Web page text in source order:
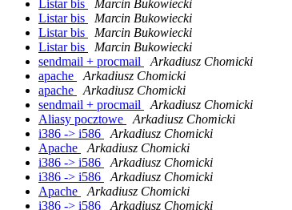
Listar bis
Marcin Bukowiecki
Listar bis
Marcin Bukowiecki
Listar bis
Marcin Bukowiecki
Listar bis
Marcin Bukowiecki
sendmail + procmail
Arkadiusz Chomicki
apache
Arkadiusz Chomicki
apache
Arkadiusz Chomicki
sendmail + procmail
Arkadiusz Chomicki
Aliasy pocztowe
Arkadiusz Chomicki
i386 -> i586
Arkadiusz Chomicki
Apache
Arkadiusz Chomicki
i386 -> i586
Arkadiusz Chomicki
i386 -> i586
Arkadiusz Chomicki
Apache
Arkadiusz Chomicki
i386 -> i586
Arkadiusz Chomicki